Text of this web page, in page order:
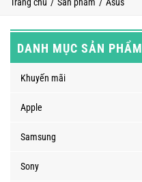
DANH MỤC SẢN PHẨM
Khuyến mãi
Apple
Samsung
Sony